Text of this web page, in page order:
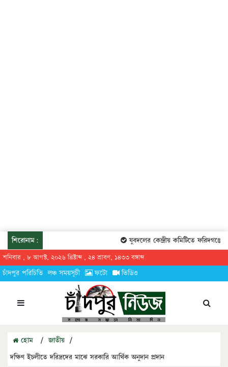
শিরোনাম: যুবদলের কেন্দ্রীয় কমিটিতে ফরিদগঞ্জের
শনিবার , ৮ আগস্ট, ২০২৬ খ্রিষ্টাব্দ , ২৪ শ্রাবণ, ১৪৩৩ বঙ্গাব্দ
চাঁদপুর পরিচিতি লঞ্চ সময়সূচী ফটো ভিডিও
হোম / জাতীয় /
দক্ষিণ ইচলীতে দরিদ্রদের মাঝে সরকারি আর্থিক অনুদান প্রদান